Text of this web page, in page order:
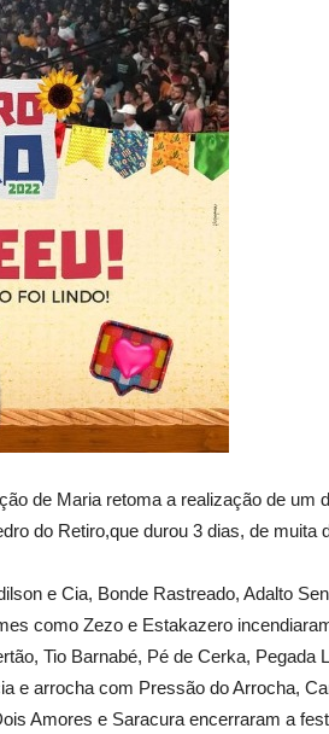
de Maria retoma a realização de um
do Retiro,que durou 3 dias, de muita
e Cia, Bonde Rastreado, Adalto
como Zezo e Estakazero
Tio Barnabé, Pé de Cerka, Pegada
e arrocha com Pressão do Arrocha,
Amores e Saracura encerraram a